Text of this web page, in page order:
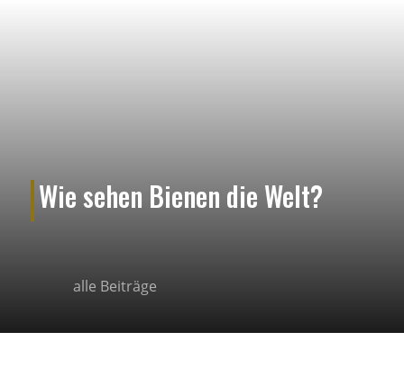
Wie sehen Bienen die Welt?
alle Beiträge